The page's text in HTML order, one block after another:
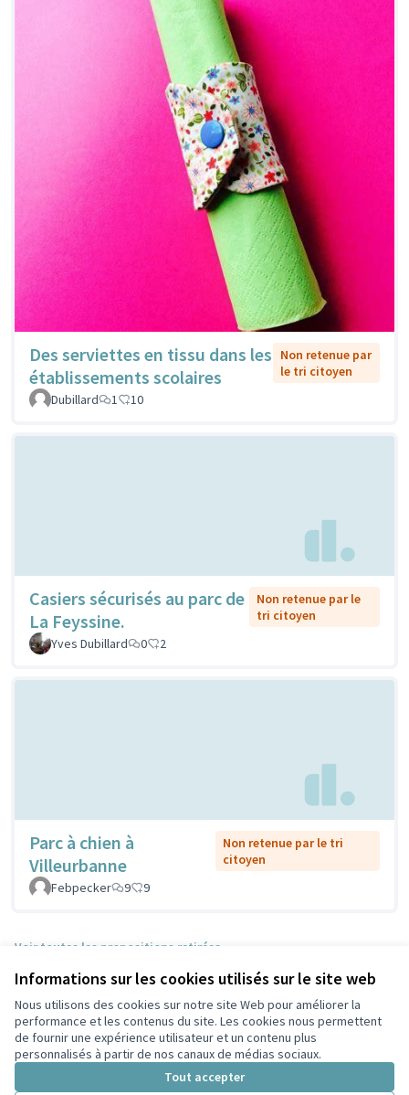
Informations sur les cookies utilisés sur le site web
Nous utilisons des cookies sur notre site Web pour améliorer la
performance et les contenus du site. Les cookies nous permettent
de fournir une expérience utilisateur et un contenu plus
personnalisés à partir de nos canaux de médias sociaux.
Tout accepter
Des serviettes en tissu dans les
établissements scolaires
Non retenue par
le tri citoyen
Dubillard
1 10
Casiers sécurisés au parc de
La Feyssine.
Non retenue par le
tri citoyen
Yves Dubillard
0 2
Parc à chien à
Villeurbanne
Non retenue par le tri
citoyen
Febpecker
9 9
Voir toutes les propositions retirées
Conditions d'utilisation
Paramètres des cookies
Participez Villeurbanne sur X
(Lien externe)
Participez Villeurbanne sur Facebook
Participez Villeurbanne sur Instagram
Participez Villeurbanne sur YouTube
(Lien externe)